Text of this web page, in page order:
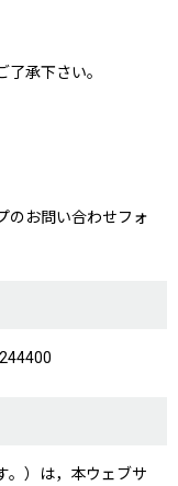
承下さい。
のお問い合わせフォ
。）は，本ウェブサ